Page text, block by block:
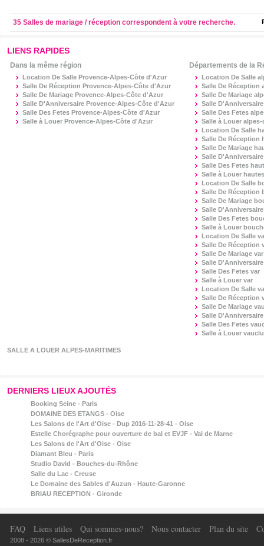
35 Salles de mariage / réception correspondent à votre recherche.
LIENS RAPIDES
Dans la même région
Location De Salle Provence-Alpes-Côte d'Azur
Salle De Réception Provence-Alpes-Côte d'Azur
Salle De Mariage Provence-Alpes-Côte d'Azur
Salle D'Anniversaire Provence-Alpes-Côte d'Azur
Salle Des Fetes Provence-Alpes-Côte d'Azur
Salle à Louer Provence-Alpes-Côte d'Azur
Départements de la
Location De Salle
Salle De Réception
Salle De Mariage
Salle
Salle Des Fetes
Salle à Louer alpes-
Location De Salle
Salle De Réception
Salle De Mariage
Salle
Salle Des Fetes
Salle à Louer
Location De Salle
Salle De Réception
Salle De Mariage
Salle
Salle Des Fetes
Salle à Louer
Location De Salle
Salle De Réception
Salle De Mariage var
Salle
Salle Des Fetes var
Salle à Louer var
Location De Salle
Salle De Réception
Salle De Mariage
Salle
Salle Des Fetes
Salle à Louer
SALLE A LOUER ALPES-MARITIMES
DERNIERS LIEUX AJOUTÉS
Booking Seine - Paris
DOMAINE DES ETANGS - Oise
Les Salons de l'Art d'Oise - Dup 2016-11-28-41 - Oise
Estelle Chorégraphe pour ouverture de bal et EVJF - Val de Marne
Les Salons de l'Art d'Oise - Oise
Diamant Bleu - Paris
Studio David - Bouches-du-Rhône
Salle du Lac - Creuse
Le Domaine des Sables d'Auzun - Haute-Garonne
BRIAU RECEPTION - Gironde
FAQ Liens utiles Qui sommes-nous? Nous contacter Plan du site
2008 - 2026 © SallesDeReception.fr